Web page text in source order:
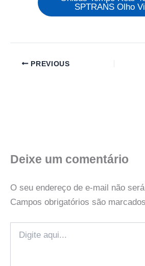
SPTRANS Olho
PREVIOUS
Deixe um comentário
O seu endereço de e-mail não
Campos obrigatórios são
aqui...